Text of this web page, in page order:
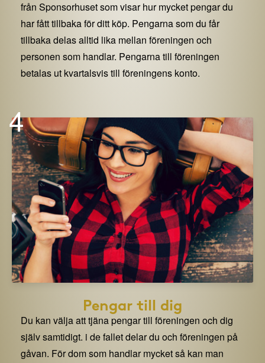
från Sponsorhuset som visar hur mycket pengar du
har fått tillbaka för ditt köp. Pengarna som du får
tillbaka delas alltid lika mellan föreningen och
personen som handlar. Pengarna till föreningen
betalas ut kvartalsvis till föreningens konto.
4
Pengar till dig
Du kan välja att tjäna pengar till föreningen och dig
själv samtidigt. i de fallet delar du och föreningen på
gåvan. För dom som handlar mycket så kan man